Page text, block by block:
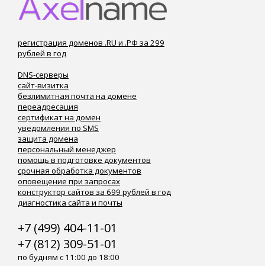
регистрация доменов .RU и .РФ за 299
рублей в год
DNS-серверы
сайт-визитка
безлимитная почта на домене
переадресация
сертификат на домен
уведомления по SMS
защита домена
персональный менеджер
помощь в подготовке документов
срочная обработка документов
оповещение при запросах
конструктор сайтов за 699 рублей в год
диагностика сайта и почты
+7 (499) 404-11-01
+7 (812) 309-51-01
по будням с 11:00 до 18:00